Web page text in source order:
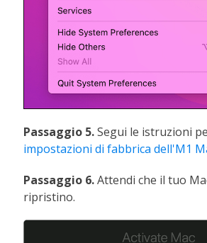
Passaggio 5.Segui le istruzioni
impostazioni di fabbrica dell'M1
Passaggio 6.Attendi che il tuo
ripristino.